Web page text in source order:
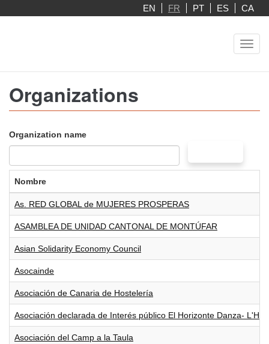
EN FR PT ES CA
Organizations
Organization name
Nombre
As. RED GLOBAL de MUJERES PROSPERAS
ASAMBLEA DE UNIDAD CANTONAL DE MONTÚFAR
Asian Solidarity Economy Council
Asocainde
Asociación de Canaria de Hostelería
Asociación declarada de Interés público El Horizonte Danza-
Asociación del Camp a la Taula